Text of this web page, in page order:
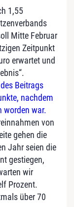
1,55
Mitte Februar
Zeitpunkt
erwartet und
Beitrags
nachdem
worden war.
von
gehen die
Jahr seien die
gestiegen,
wir
Prozent.
über 70